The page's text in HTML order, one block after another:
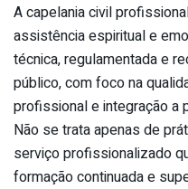
A capelania civil
assistência espiritual e
técnica, regulamentada e
público, com foco na
profissional e integração a
Não se trata apenas de
serviço profissionalizado
formação continuada e